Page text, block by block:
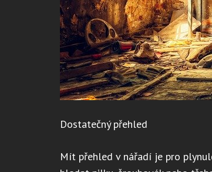
Dostatečný přehled
Mít přehled v nářadí je pro